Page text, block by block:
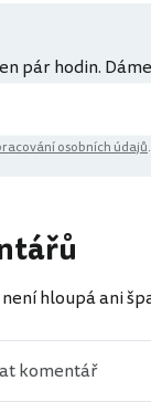
pár hodin.
osobních údajů
hloupá ani